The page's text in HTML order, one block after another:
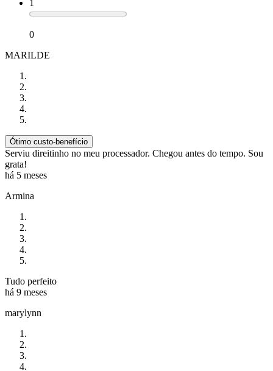
1
0
MARILDE
Ótimo custo-benefício
Serviu direitinho no meu processador. Chegou antes do tempo. Sou
grata!
há 5 meses
Armina
Tudo perfeito
há 9 meses
marylynn